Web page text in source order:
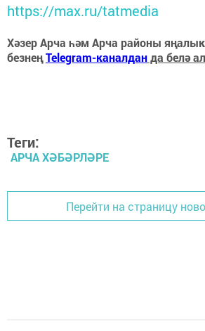
https://max.ru/tatmedia
Хәзер Арча һәм Арча районы
безнеңTelegram-каналданда белә
Теги:
АРЧА ХӘБӘРЛӘРЕ
Перейти на страницу